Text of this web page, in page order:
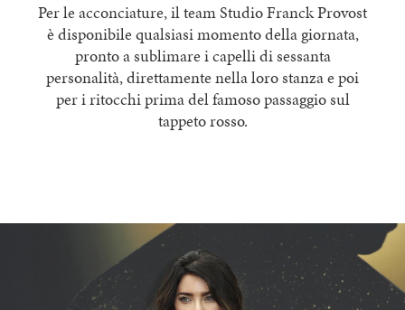
Per le acconciature, il team Studio Franck Provost
è disponibile qualsiasi momento della giornata,
pronto a sublimare i capelli di sessanta
personalità, direttamente nella loro stanza e poi
per i ritocchi prima del famoso passaggio sul
tappeto rosso.